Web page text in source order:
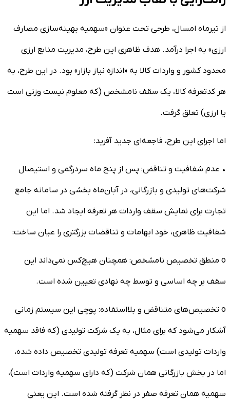
از تیرماه امسال، طرحی تحت عنوان «سهمیه بهینه‌سازی مصارف
ارزی» به اجرا درآمد. هدف ظاهری این طرح، مدیریت منابع ارزی
محدود کشور و واردات کالا به «اندازه نیاز بازار» بود. در این طرح، به
هر کدتعرفه کالا، یک سقف نامشخص (که معلوم نیست وزنی است
یا ارزی) تعلق گرفت.
اما اجرای این طرح، فاجعه‌ای جدید آفرید:
• عدم شفافیت و تناقض: پس از پنج ماه سردرگمی و استیصال
شرکت‌های تولیدی و بازرگانی، در آبان‌ماه بخشی در سامانه جامع
تجارت برای نمایش سقف واردات هر تعرفه ایجاد شد. اما این
شفافیت ظاهری، خود ابهامات و تناقضات بزرگتری را عیان ساخت:
o منطق تخصیص نامشخص: همچنان هیچ‌کس نمی‌داند این
سقف بر چه اساسی و توسط چه نهادی تعیین شده است.
o تخصیص‌های متناقض و بلااستفاده: پوچی این سیستم زمانی
آشکار می‌شود که برای مثال، به یک شرکت تولیدی (که فاقد سهمیه
واردات تولیدی است) سهمیه تعرفه تولیدی تخصیص داده شده،
اما در بخش بازرگانی همان شرکت (که دارای سهمیه واردات است)،
سهمیه همان تعرفه صفر در نظر گرفته شده است. این یعنی